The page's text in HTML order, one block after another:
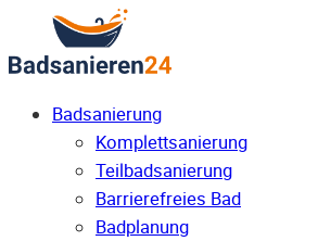
Badsanierung
Komplettsanierung
Teilbadsanierung
Barrierefreies Bad
Badplanung